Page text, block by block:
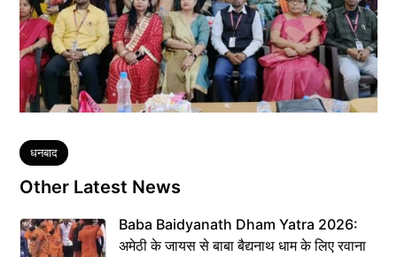
Tags
धनबाद
Other Latest News
Baba Baidyanath Dham Yatra 2026:
अमेठी के जायस से बाबा बैद्यनाथ धाम के लिए रवाना